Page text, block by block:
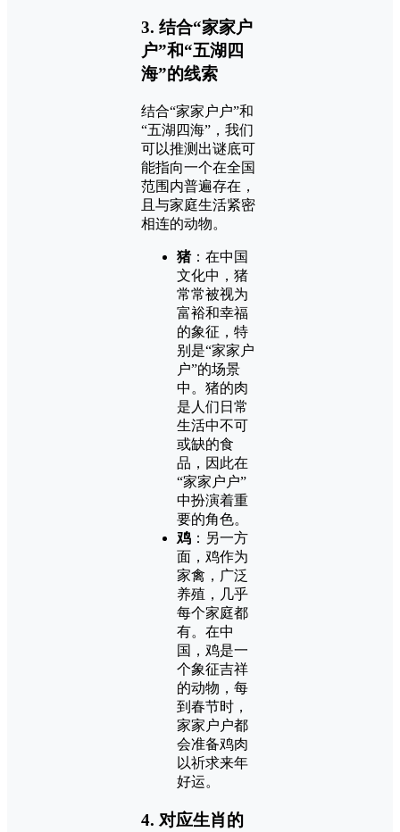
3. 结合“家家户
户”和“五湖四
海”的线索
结合“家家户户”和
“五湖四海”，我们
可以推测出谜底可
能指向一个在全国
范围内普遍存在，
且与家庭生活紧密
相连的动物。
猪：在中国
文化中，猪
常常被视为
富裕和幸福
的象征，特
别是“家家户
户”的场景
中。猪的肉
是人们日常
生活中不可
或缺的食
品，因此在
“家家户户”
中扮演着重
要的角色。
鸡 ：另一方
面，鸡作为
家禽，广泛
养殖，几乎
每个家庭都
有。在中
国，鸡是一
个象征吉祥
的动物，每
到春节时，
家家户户都
会准备鸡肉
以祈求来年
好运。
4. 对应生肖的